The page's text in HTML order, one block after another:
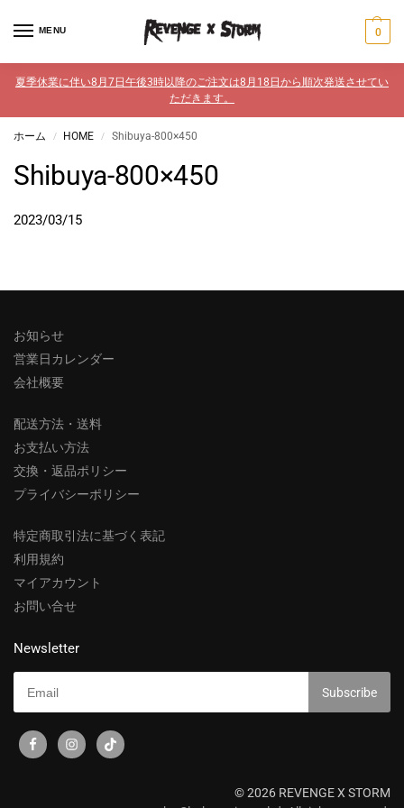
MENU 0
夏季休業に伴い8月7日午後3時以降のご注文は8月18日から順次発送させてい
ただきます。
ホーム / HOME / Shibuya-800×450
Shibuya-800×450
2023/03/15
お知らせ
営業日カレンダー
会社概要
配送方法・送料
お支払い方法
交換・返品ポリシー
プライバシーポリシー
特定商取引法に基づく表記
利用規約
マイアカウント
お問い合せ
Newsletter
© 2026 REVENGE X STORM